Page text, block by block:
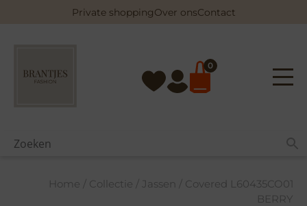
Private shoppingOver onsContact
0
Home / Collectie / Jassen / Covered L60435CO01
BERRY